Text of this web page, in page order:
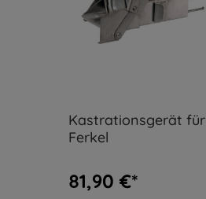
Kastrationsgerät für
Ferkel
81,90 €*